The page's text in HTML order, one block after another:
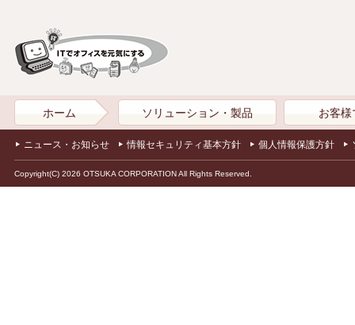
ホーム ソリューション・製品 お客様
ニュース・お知らせ 情報セキュリティ基本方針 個人情報保護方針
Copyright(C) 2026 OTSUKA CORPORATION All Rights Reserved.